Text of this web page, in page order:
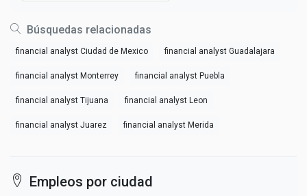
Búsquedas relacionadas
financial analyst Ciudad de Mexico financial analyst Guadalajara
financial analyst Monterrey financial analyst Puebla
financial analyst Tijuana financial analyst Leon
financial analyst Juarez financial analyst Merida
Empleos por ciudad